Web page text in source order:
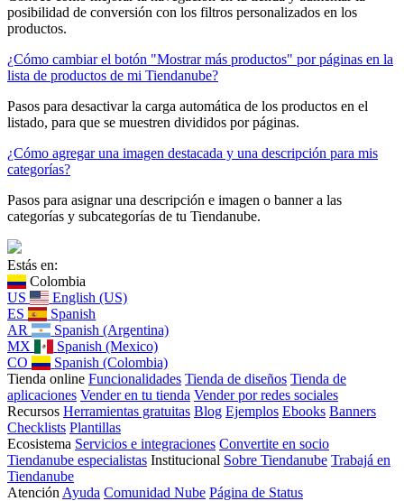
posibilidad de conversión con los filtros personalizados en los
productos.
¿Cómo cambiar el botón "Mostrar más productos" por páginas en la
lista de productos de mi Tiendanube?
Pasos para desactivar la carga automática de los productos en el
listado, para que se muestren divididos por páginas.
¿Cómo agregar una imagen destacada y una descripción para mis
categorías?
Pasos para asignar una descripción e imagen o banner a las
categorías y subcategorías de tu Tiendanube.
Estás en:
Colombia
US
English (US)
ES
Spanish
AR
Spanish (Argentina)
MX
Spanish (Mexico)
CO
Spanish (Colombia)
Tienda online Funcionalidades Tienda de diseños Tienda de
aplicaciones Vender en tu tienda Vender por redes sociales
Recursos Herramientas gratuitas Blog Ejemplos Ebooks Banners
Checklists Plantillas
Ecosistema Servicios e integraciones Convertite en socio
Tiendanube especialistas Institucional Sobre Tiendanube Trabajá en
Tiendanube
Atención Ayuda Comunidad Nube Página de Status